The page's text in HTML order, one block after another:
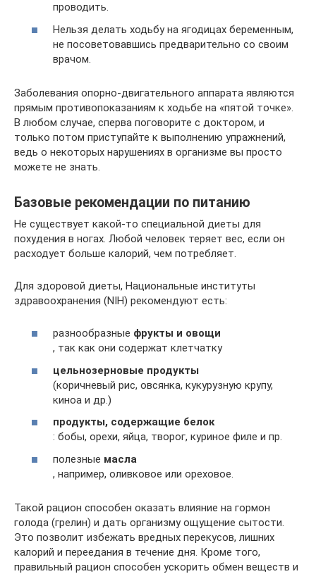
проводить.
Нельзя делать ходьбу на ягодицах беременным,
не посоветовавшись предварительно со своим
врачом.
Заболевания опорно-двигательного аппарата являются
прямым противопоказаниям к ходьбе на «пятой точке».
В любом случае, сперва поговорите с доктором, и
только потом приступайте к выполнению упражнений,
ведь о некоторых нарушениях в организме вы просто
можете не знать.
Базовые рекомендации по питанию
Не существует какой-то специальной диеты для
похудения в ногах. Любой человек теряет вес, если он
расходует больше калорий, чем потребляет.
Для здоровой диеты, Национальные институты
здравоохранения (NIH) рекомендуют есть:
разнообразные фрукты и овощи
, так как они содержат клетчатку
цельнозерновые продукты
(коричневый рис, овсянка, кукурузную крупу,
киноа и др.)
продукты, содержащие белок
: бобы, орехи, яйца, творог, куриное филе и пр.
полезные масла
, например, оливковое или ореховое.
Такой рацион способен оказать влияние на гормон
голода (грелин) и дать организму ощущение сытости.
Это позволит избежать вредных перекусов, лишних
калорий и переедания в течение дня. Кроме того,
правильный рацион способен ускорить обмен веществ и